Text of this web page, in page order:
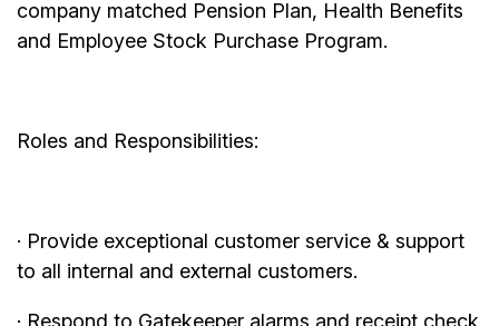
company matched Pension Plan, Health Benefits
and Employee Stock Purchase Program.
Roles and Responsibilities:
· Provide exceptional customer service & support
to all internal and external customers.